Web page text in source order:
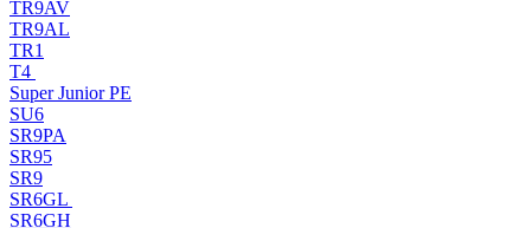
TR9AV
TR9AL
TR1
T4
Super Junior PE
SU6
SR9PA
SR95
SR9
SR6GL
SR6GH